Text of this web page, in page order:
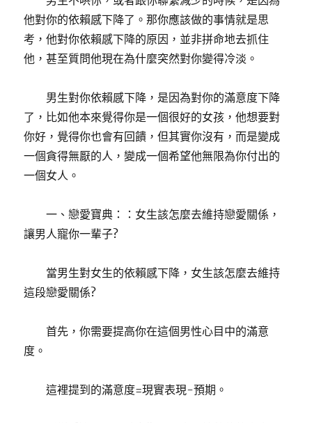
他對你的依賴感下降了。那你應該做的事情就是思
考，他對你依賴感下降的原因，並非拼命地去抓住
他，甚至質問他現在為什麼突然對你變得冷淡。
男生對你依賴感下降，是因為對你的滿意度下降
了，比如他本來覺得你是一個很好的女孩，他想要對
你好，覺得你也會有回饋，但其實你沒有，而是變成
一個貪得無厭的人，變成一個希望他無限為你付出的
一個女人。
一、戀愛寶典：：女生該怎麼去維持戀愛關係，
讓男人寵你一輩子?
當男生對女生的依賴感下降，女生該怎麼去維持
這段戀愛關係?
首先，你需要提高你在這個男性心目中的滿意
度。
這裡提到的滿意度=現實表現-預期。